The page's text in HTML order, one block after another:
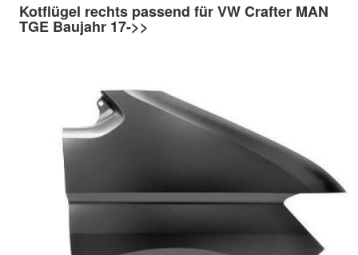
Kotflügel rechts passend für VW Crafter MAN
TGE Baujahr 17->>